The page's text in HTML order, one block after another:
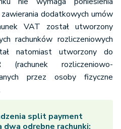
dodatkowych umów
VAT został utworzony
rachunków rozliczeniowych
natomiast utworzony do
rozliczeniowo-
przez osoby fizyczne
split payment
odrębne rachunki: